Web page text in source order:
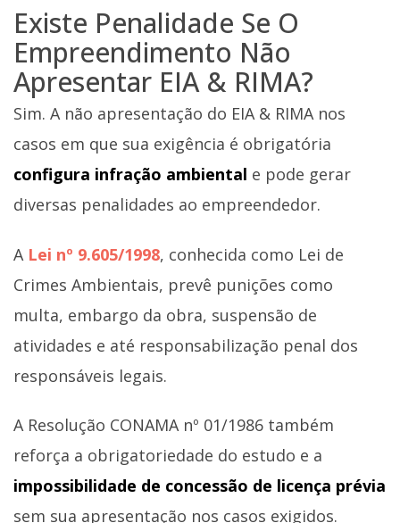
Existe Penalidade Se O
Empreendimento Não
Apresentar EIA & RIMA?
Sim. A não apresentação do EIA & RIMA nos
casos em que sua exigência é obrigatória
configura infração ambiental e pode gerar
diversas penalidades ao empreendedor.
A Lei nº 9.605/1998, conhecida como Lei de
Crimes Ambientais, prevê punições como
multa, embargo da obra, suspensão de
atividades e até responsabilização penal dos
responsáveis legais.
A Resolução CONAMA nº 01/1986 também
reforça a obrigatoriedade do estudo e a
impossibilidade de concessão de licença prévia
sem sua apresentação nos casos exigidos.